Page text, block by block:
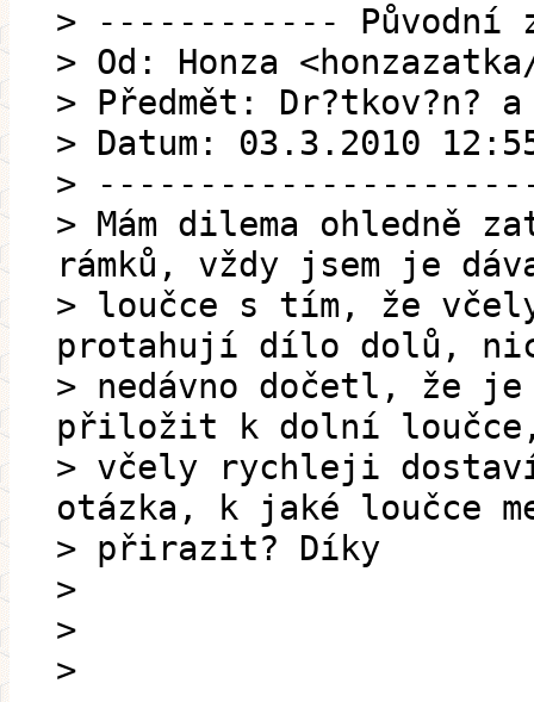
> ------------ Původní
> Od: Honza
> Předmět: Dr?tkov?n?
> Datum: 03.3.2010
>
> Mám dilema ohledně
rámků, vždy jsem je
> loučce s tím, že
protahují dílo dolů,
> nedávno dočetl, že
přiložit k dolní
> včely rychleji
otázka, k jaké loučce
> přirazit? Díky
>
>
>